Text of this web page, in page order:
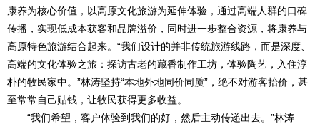
康养为核心价值，以高原文化旅游为延伸体验，通过高端人群的口碑
传播，实现低成本获客和品牌溢价，同时进一步整合资源，将康养与
高原特色旅游结合起来。“我们设计的并非传统旅游线路，而是深度、
高端的文化体验之旅：探访古老的藏香制作工坊，体验陶艺，入住淳
朴的牧民家中。”林涛坚持“本地外地同价同质”，绝不对游客抬价，甚
至常常自己贴钱，让牧民获得更多收益。
“我们希望，客户体验到我们的好，然后主动传递出去。”林涛